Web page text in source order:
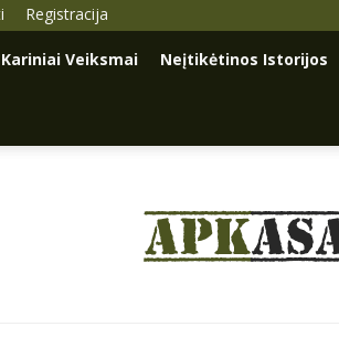
Registracija
Kariniai Veiksmai Neįtikėtinos Istorijos